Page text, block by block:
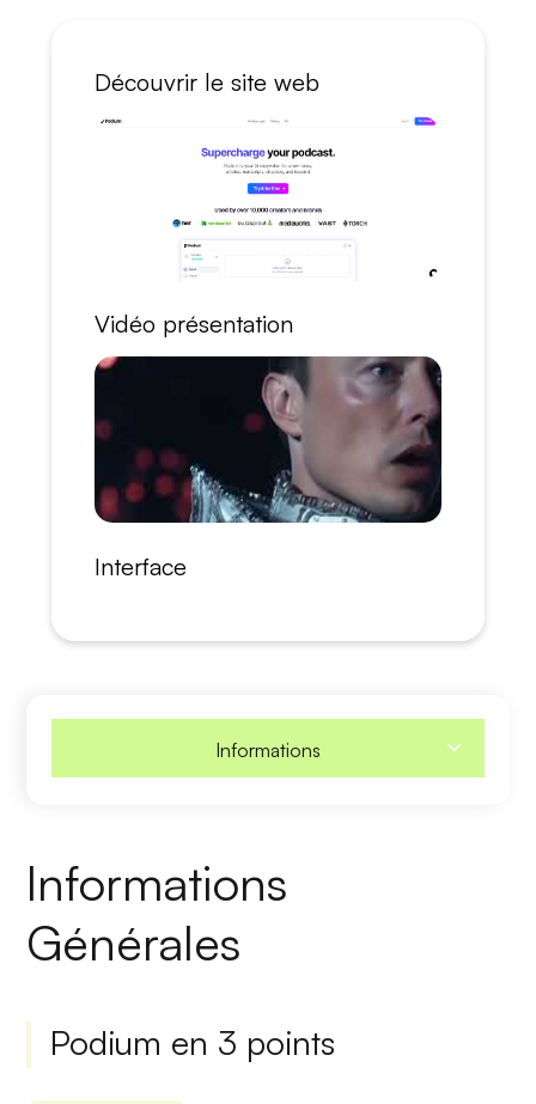
Découvrir le site web
Vidéo présentation
Interface
Informations
Informations
Générales
Podium en 3 points